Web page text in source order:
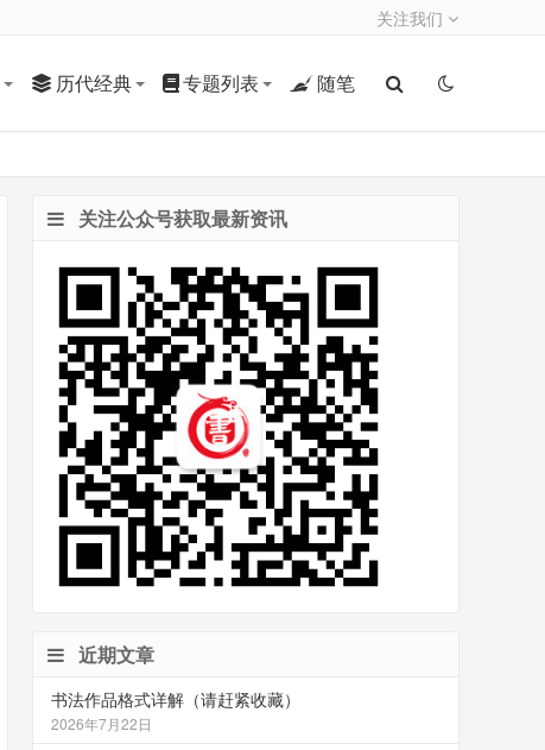
关注我们
历代经典 专题列表 随笔
关注公众号获取最新资讯
近期文章
书法作品格式详解（请赶紧收藏）
2026年7月22日